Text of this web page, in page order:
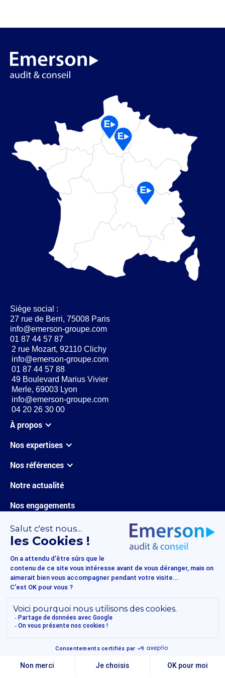
Siège social :
27 rue de Berri, 75008 Paris
info@emerson-groupe.com
01 87 44 57 87
2 rue Mozart, 92110 Clichy
info@emerson-groupe.com
01 87 44 57 88
49 Boulevard Marius Vivier
Merle, 69003 Lyon
info@emerson-groupe.com
04 20 26 30 00
À propos
Nos expertises
Nos références
Notre actualité
Nos engagements
Carrières
Nous contacter
Mentions légales
Politique de confidentialité